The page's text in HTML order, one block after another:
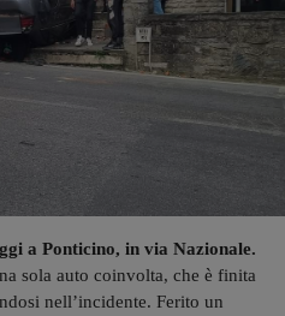
a Ponticino, in via Nazionale.
sola auto coinvolta, che è finita
nell’incidente. Ferito un